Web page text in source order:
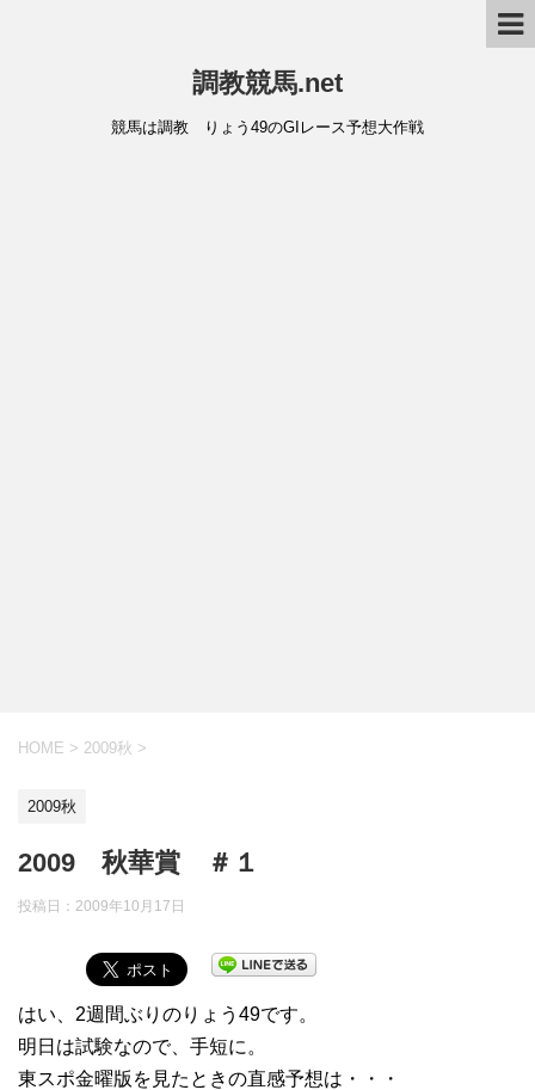
調教競馬.net
競馬は調教 りょう49のGIレース予想大作戦
HOME > 2009秋 >
2009秋
2009 秋華賞 ＃１
投稿日： 2009年10月17日
はい、2週間ぶりのりょう49です。
明日は試験なので、手短に。
東スポ金曜版を見たときの直感予想は・・・